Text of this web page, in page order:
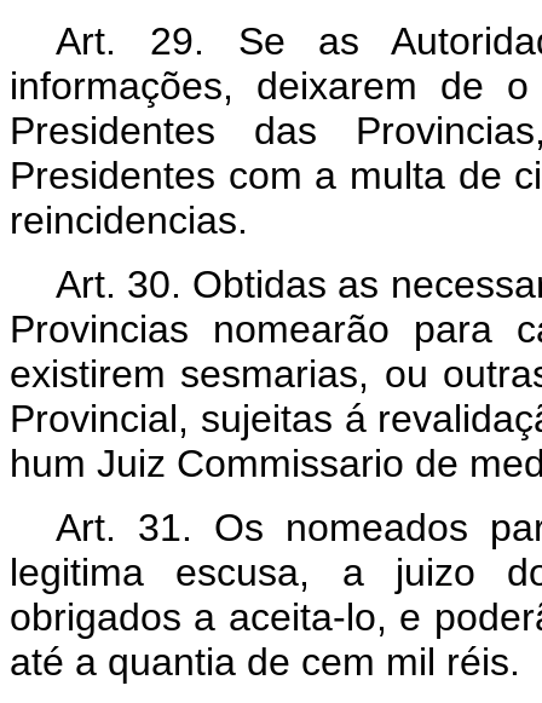
Art. 29. Se as
informações, deixarem de
Presidentes das
Presidentes com a multa de
reincidencias.
Art. 30. Obtidas as
Provincias nomearão para
existirem sesmarias, ou
Provincial, sujeitas á
hum Juiz Commissario de
Art. 31. Os nomeados
legitima escusa, a juizo
obrigados a aceita-lo, e
até a quantia de cem mil réis.